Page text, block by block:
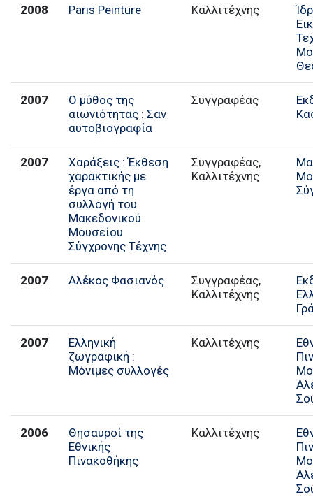
2008 Paris Peinture Καλλιτέχνης
2007
Ο μύθος της
αιωνιότητας : Σαν
αυτοβιογραφία
Συγγραφέας
2007
Χαράξεις : Έκθεση
χαρακτικής με
έργα από τη
συλλογή του
Μακεδονικού
Μουσείου
Σύγχρονης Τέχνης
Συγγραφέας,
Καλλιτέχνης
2007 Αλέκος Φασιανός
Συγγραφέας,
Καλλιτέχνης
2007
Ελληνική
ζωγραφική :
Μόνιμες συλλογές
Καλλιτέχνης
2006
Θησαυροί της
Εθνικής
Πινακοθήκης
Καλλιτέχνης